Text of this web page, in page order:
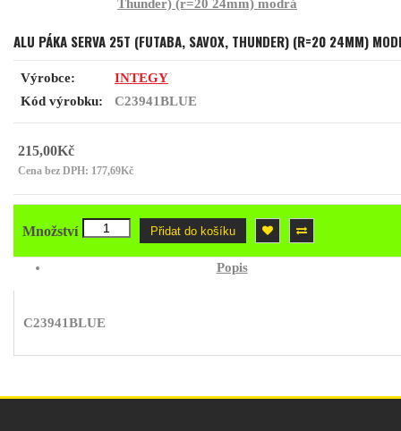
ALU PÁKA SERVA 25T (FUTABA, SAVOX, THUNDER) (R=20 24MM)
Výrobce:
INTEGY
Kód výrobku:
C23941BLUE
215,00Kč
Cena bez DPH: 177,69Kč
Množství Přidat do košíku
Popis
C23941BLUE